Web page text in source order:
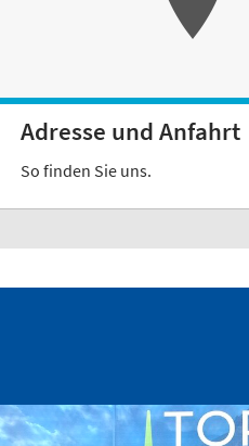
Adresse und Anfahrt
So finden Sie uns.